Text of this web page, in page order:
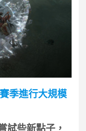
季進行大規模
試些新點子，